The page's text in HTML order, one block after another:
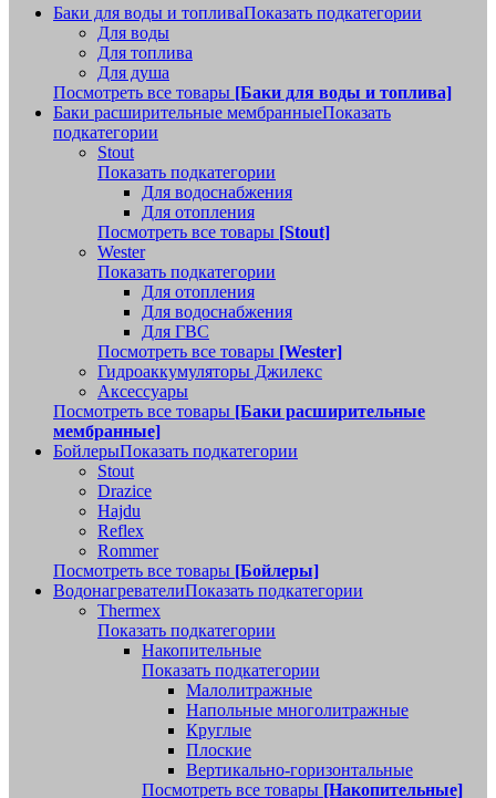
Баки для воды и топливаПоказать подкатегории
Для воды
Для топлива
Для душа
Посмотреть все товары [Баки для воды и топлива]
Баки расширительные мембранныеПоказать
подкатегории
Stout
Показать подкатегории
Для водоснабжения
Для отопления
Посмотреть все товары [Stout]
Wester
Показать подкатегории
Для отопления
Для водоснабжения
Для ГВС
Посмотреть все товары [Wester]
Гидроаккумуляторы Джилекс
Аксессуары
Посмотреть все товары [Баки расширительные
мембранные]
БойлерыПоказать подкатегории
Stout
Drazice
Hajdu
Reflex
Rommer
Посмотреть все товары [Бойлеры]
ВодонагревателиПоказать подкатегории
Thermex
Показать подкатегории
Накопительные
Показать подкатегории
Малолитражные
Напольные многолитражные
Круглые
Плоские
Вертикально-горизонтальные
Посмотреть все товары [Накопительные]